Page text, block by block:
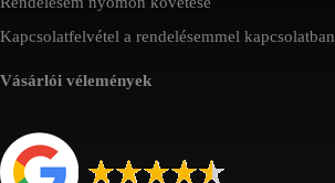
Kapcsolatfelvétel a rendelésemmel kapcsolatban
Vásárlói vélemények